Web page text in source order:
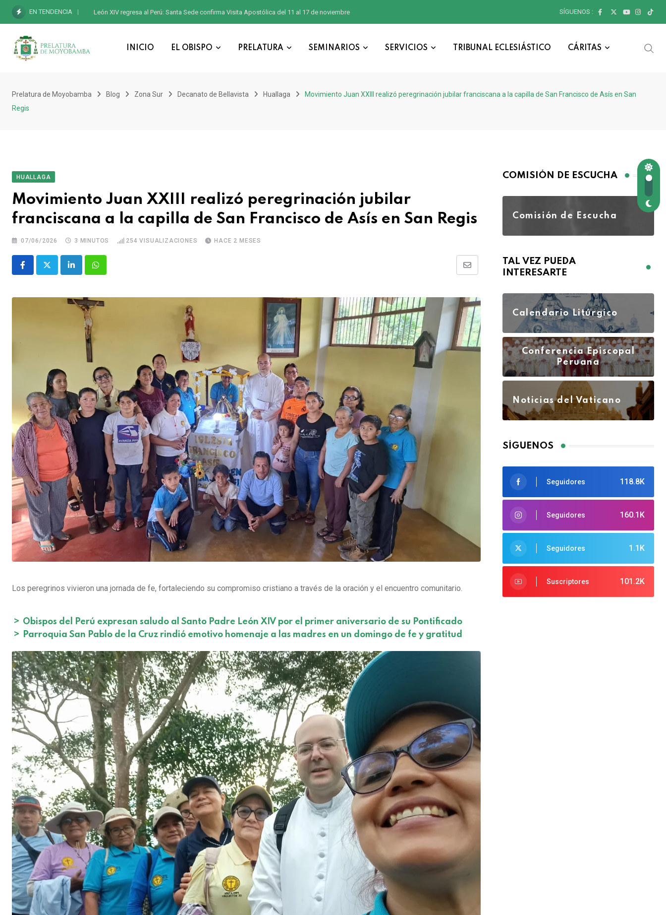
EN TENDENCIA León XIV regresa al Perú: Santa Sede confirma Visita Apostólica del 11 al 17 de noviembre SÍGUENOS :
INICIO EL OBISPO PRELATURA SEMINARIOS SERVICIOS TRIBUNAL ECLESIÁSTICO CÁRITAS
Prelatura de Moyobamba Blog Zona Sur Decanato de Bellavista Huallaga
Movimiento Juan XXIII realizó peregrinación jubilar franciscana a la capilla de San Francisco de Asís en San
Regis
HUALLAGA
Movimiento Juan XXIII realizó peregrinación jubilar
franciscana a la capilla de San Francisco de Asís en San Regis
07/06/2026 3 MINUTOS 254 VISUALIZACIONES HACE 2 MESES
Los peregrinos vivieron una jornada de fe, fortaleciendo su compromiso cristiano a través de la oración y el encuentro comunitario.
> Obispos del Perú expresan saludo al Santo Padre León XIV por el primer aniversario de su Pontificado
>
Parroquia San Pablo de la Cruz rindió emotivo homenaje a las madres en un domingo de fe y gratitud
COMISIÓN DE ESCUCHA
Comisión de Escucha
TAL VEZ PUEDA
INTERESARTE
Calendario Litúrgico
Conferencia Episcopal
Peruana
Noticias del Vaticano
SÍGUENOS
118.8K
Seguidores
160.1K
Seguidores
1.1K
Seguidores
101.2K
Suscriptores